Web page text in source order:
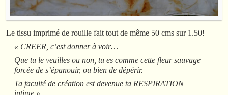
Le tissu imprimé de rouille fait tout de même 50 cms sur 1.50!
« CREER, c’est donner à voir…
Que tu le veuilles ou non, tu es comme cette fleur sauvage
forcée de s’épanouir, ou bien de dépérir.
Ta faculté de création est devenue ta RESPIRATION